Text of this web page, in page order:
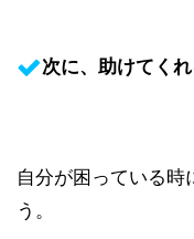
次に、助けてく
自分が困っている時
う。